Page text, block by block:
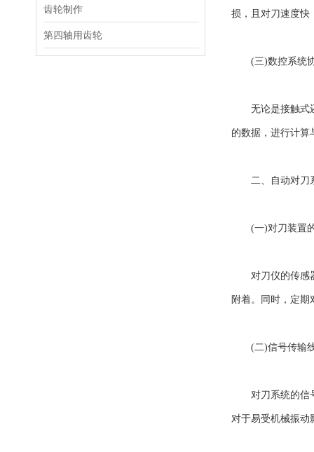
齿轮制作
第四轴用齿轮
损，且对刀速度快
(三)数控系统
无论是接触式还
的数据，进行计算
二、自动对刀
(一)对刀装置的
对刀仪的传感器
附着。同时，定
(二)信号传输
对刀系统的信号
对于易受机械振动